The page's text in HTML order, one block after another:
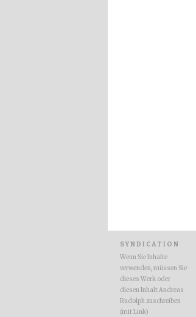
SYNDICATION
Wenn Sie Inhalte
verwenden, müssen Sie
dieses Werk oder
diesen Inhalt Andreas
Rudolph zuschreiben
(mit Link)